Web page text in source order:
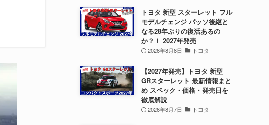
トヨタ 新型 スターレット フル
モデルチェンジ パッソ後継と
なる28年ぶりの復活あるの
か？！ 2027年発売
2026年8月8日 トヨタ
【2027年発売】トヨタ 新型
GRスターレット 最新情報まと
め スペック・価格・発売日を
徹底解説
2026年8月7日 トヨタ